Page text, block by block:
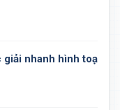
giải nhanh hình toạ